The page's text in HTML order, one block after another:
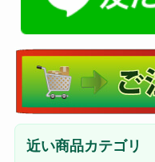
近い商品カテゴリ